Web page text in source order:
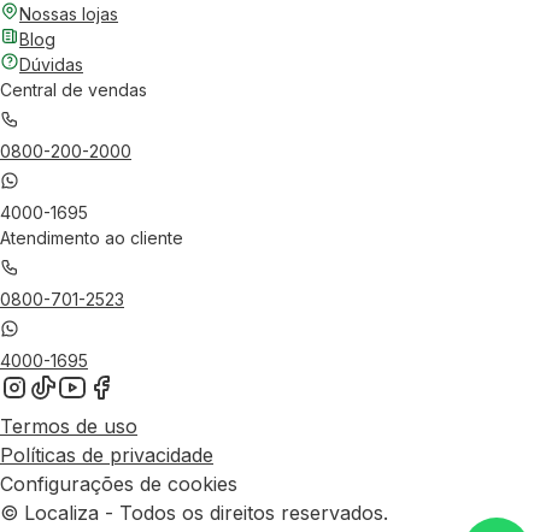
Nossas lojas
Blog
Dúvidas
Central de vendas
0800-200-2000
4000-1695
Atendimento ao cliente
0800-701-2523
4000-1695
Termos de uso
Políticas de privacidade
Configurações de cookies
© Localiza - Todos os direitos reservados.